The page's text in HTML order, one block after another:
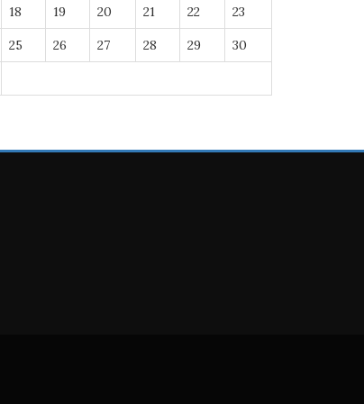
18 19 20 21 22 23
25 26 27 28 29 30